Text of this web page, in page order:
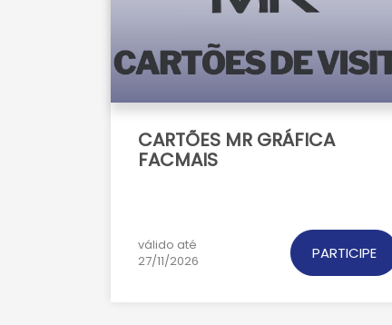
CARTÕES MR GRÁFICA
FACMAIS
válido até
27/11/2026
PARTICIPE